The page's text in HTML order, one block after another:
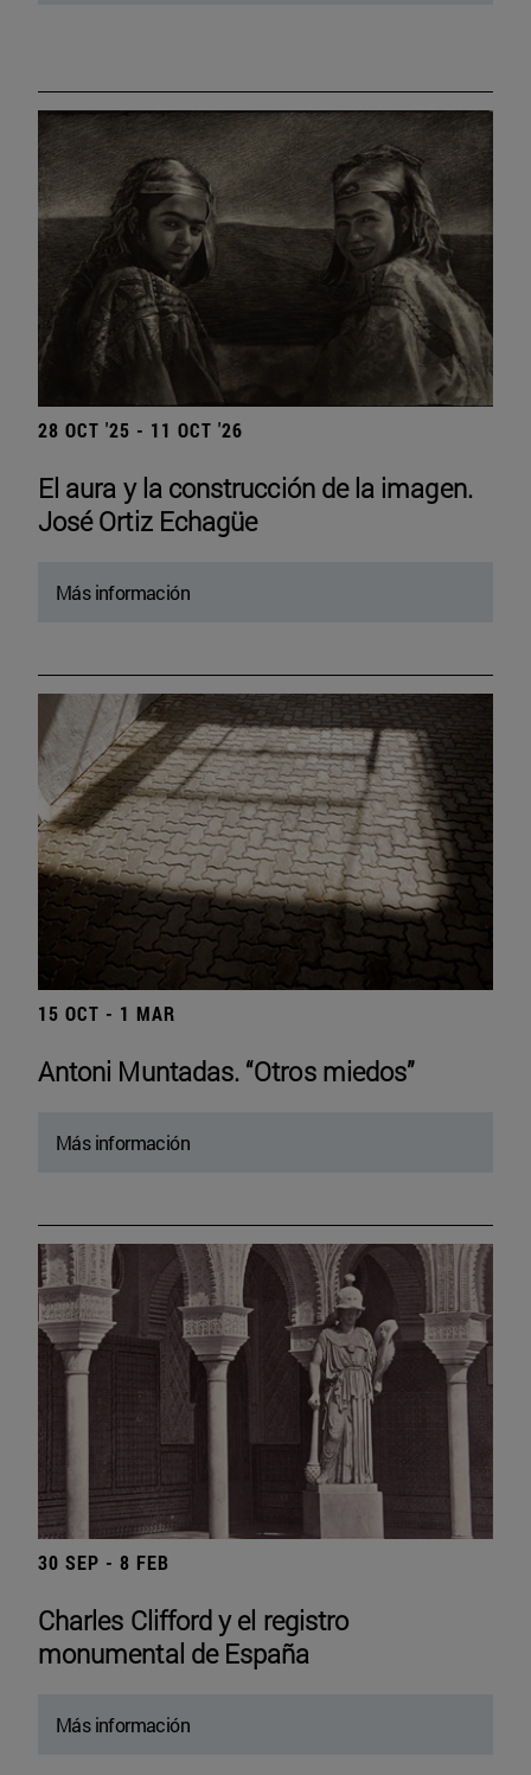
28 OCT '25 - 11 OCT '26
El aura y la construcción de la imagen.
José Ortiz Echagüe
Más información
15 OCT - 1 MAR
Antoni Muntadas. “Otros miedos”
Más información
30 SEP - 8 FEB
Charles Clifford y el registro
monumental de España
Más información